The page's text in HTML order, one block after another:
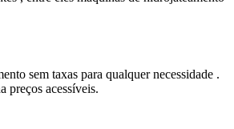
sem taxas para qualquer necessidade .
preços acessíveis.